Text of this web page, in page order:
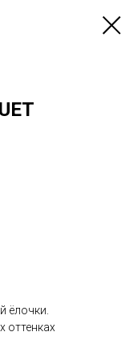
ёлочки.
оттенках